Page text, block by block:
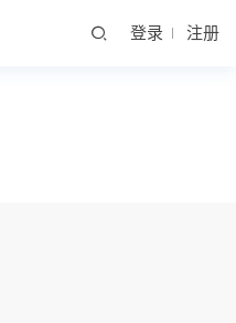
登录 注册